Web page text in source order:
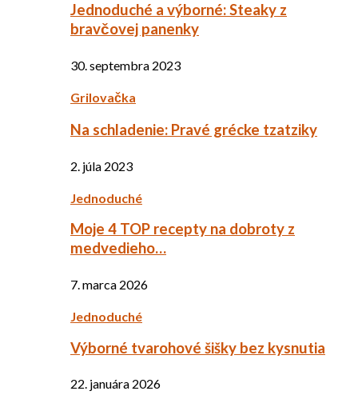
Jednoduché a výborné: Steaky z
bravčovej panenky
30. septembra 2023
Grilovačka
Na schladenie: Pravé grécke tzatziky
2. júla 2023
Jednoduché
Moje 4 TOP recepty na dobroty z
medvedieho…
7. marca 2026
Jednoduché
Výborné tvarohové šišky bez kysnutia
22. januára 2026